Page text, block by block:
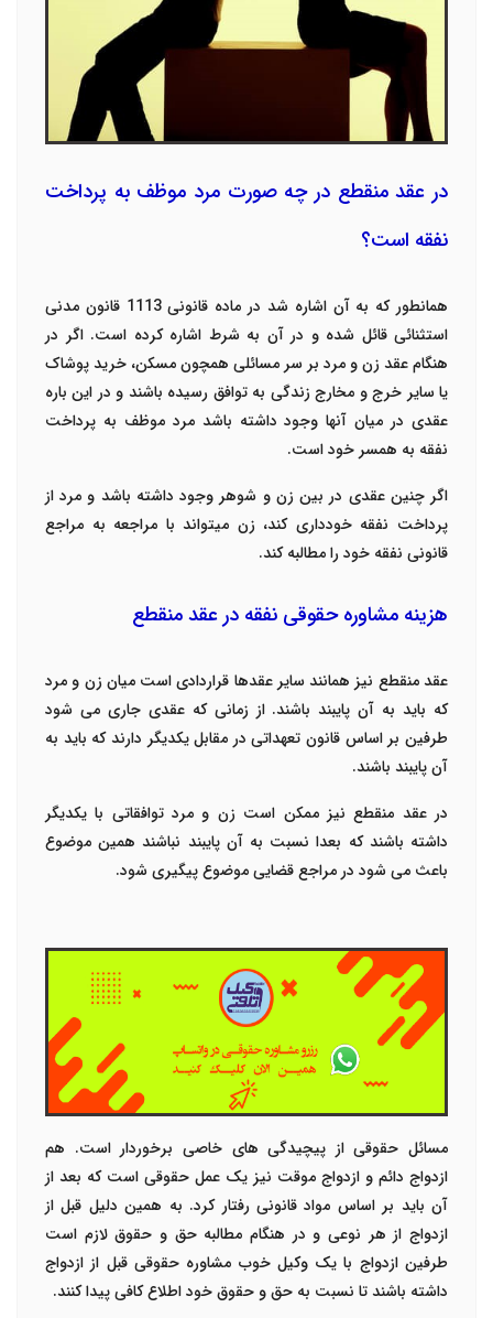
در عقد منقطع در چه صورت مرد موظف به پرداخت
نفقه است؟
همانطور که به آن اشاره شد در ماده قانونی 1113 قانون مدنی
استثنائی قائل شده و در آن به شرط اشاره کرده است. اگر در
هنگام عقد زن و مرد بر سر مسائلی همچون مسکن، خرید پوشاک
یا سایر خرج و مخارج زندگی به توافق رسیده باشند و در این باره
عقدی در میان آنها وجود داشته باشد مرد موظف به پرداخت
نفقه به همسر خود است.
اگر چنین عقدی در بین زن و شوهر وجود داشته باشد و مرد از
پرداخت نفقه خودداری کند، زن میتواند با مراجعه به مراجع
قانونی نفقه خود را مطالبه کند.
هزینه مشاوره حقوقی نفقه در عقد منقطع
عقد منقطع نیز همانند سایر عقدها قراردادی است میان زن و مرد
که باید به آن پایبند باشند. از زمانی که عقدی جاری می شود
طرفین بر اساس قانون تعهداتی در مقابل یکدیگر دارند که باید به
آن پایبند باشند.
در عقد منقطع نیز ممکن است زن و مرد توافقاتی با یکدیگر
داشته باشند که بعدا نسبت به آن پایبند نباشند همین موضوع
باعث می شود در مراجع قضایی موضوع پیگیری شود.
مسائل حقوقی از پیچیدگی های خاصی برخوردار است. هم
ازدواج دائم و ازدواج موقت نیز یک عمل حقوقی است که بعد از
آن باید بر اساس مواد قانونی رفتار کرد. به همین دلیل قبل از
ازدواج از هر نوعی و در هنگام مطالبه حق و حقوق لازم است
طرفین ازدواج با یک وکیل خوب مشاوره حقوقی قبل از ازدواج
داشته باشند تا نسبت به حق و حقوق خود اطلاع کافی پیدا کنند.